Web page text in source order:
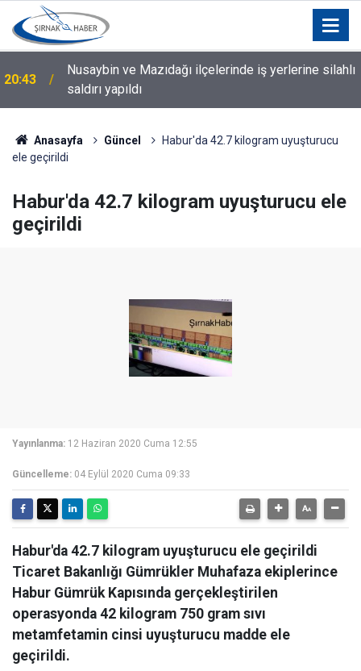
20:43
Nusaybin ve Mazıdağı ilçelerinde iş yerlerine silahlı
saldırı yapıldı
Anasayfa Güncel
Habur'da 42.7 kilogram uyuşturucu
ele geçirildi
Habur'da 42.7 kilogram uyuşturucu ele
geçirildi
Yayınlanma: 12 Haziran 2020 Cuma 12:55
Güncelleme: 04 Eylül 2020 Cuma 09:33
Habur'da 42.7 kilogram uyuşturucu ele geçirildi
Ticaret Bakanlığı Gümrükler Muhafaza ekiplerince
Habur Gümrük Kapısında gerçekleştirilen
operasyonda 42 kilogram 750 gram sıvı
metamfetamin cinsi uyuşturucu madde ele
geçirildi.